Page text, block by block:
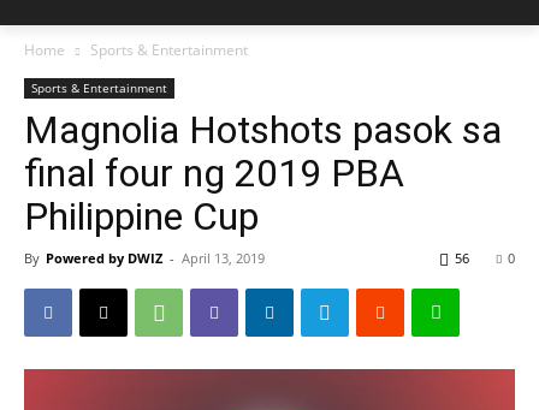
Home Sports & Entertainment
Sports & Entertainment
Magnolia Hotshots pasok sa
final four ng 2019 PBA
Philippine Cup
By Powered by DWIZ - April 13, 2019 0
56